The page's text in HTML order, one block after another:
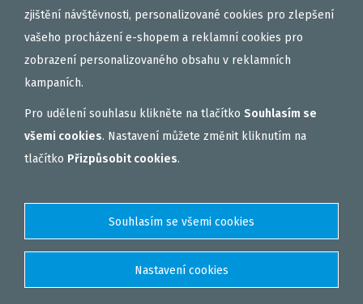
zjištění návštěvnosti, personalizované cookies pro zlepšení
vašeho procházení e-shopem a reklamní cookies pro
zobrazení personalizovaného obsahu v reklamních
kampaních.
Pro udělení souhlasu klikněte na tlačítko Souhlasím se
všemi cookies. Nastavení můžete změnit kliknutím na
tlačítko Přizpůsobit cookies.